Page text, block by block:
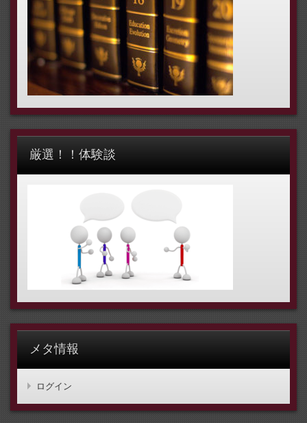
厳選！！体験談
メタ情報
ログイン